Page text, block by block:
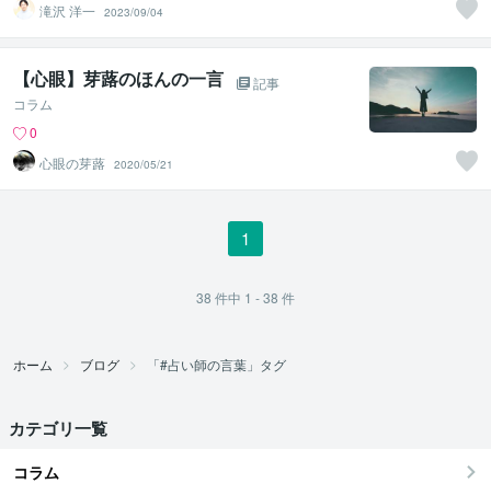
滝沢 洋一 2023/09/04
【心眼】芽蕗のほんの一言
記事
コラム
0
心眼の芽蕗 2020/05/21
1
38 件中 1 - 38 件
ホーム ブログ 「#占い師の言葉」タグ
カテゴリ一覧
コラム